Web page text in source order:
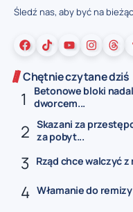
Śledź nas, aby być na
Chętnie czytane dziś
Betonowe bloki
dworcem...
Skazani za
za pobyt...
Rząd chce walczyć
Włamanie do